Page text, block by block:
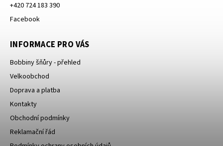
+420 724 183 390
Facebook
INFORMACE PRO VÁS
Bobbiny šňůry - přehled
Velkoobchod
Doprava a platba
Kontakty
Obchodní podmínky
Reklamační řád